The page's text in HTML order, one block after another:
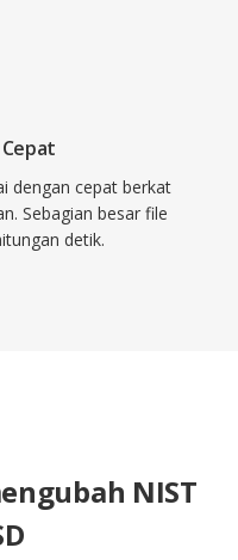
dengan cepat berkat
Sebagian besar file
detik.
NIST